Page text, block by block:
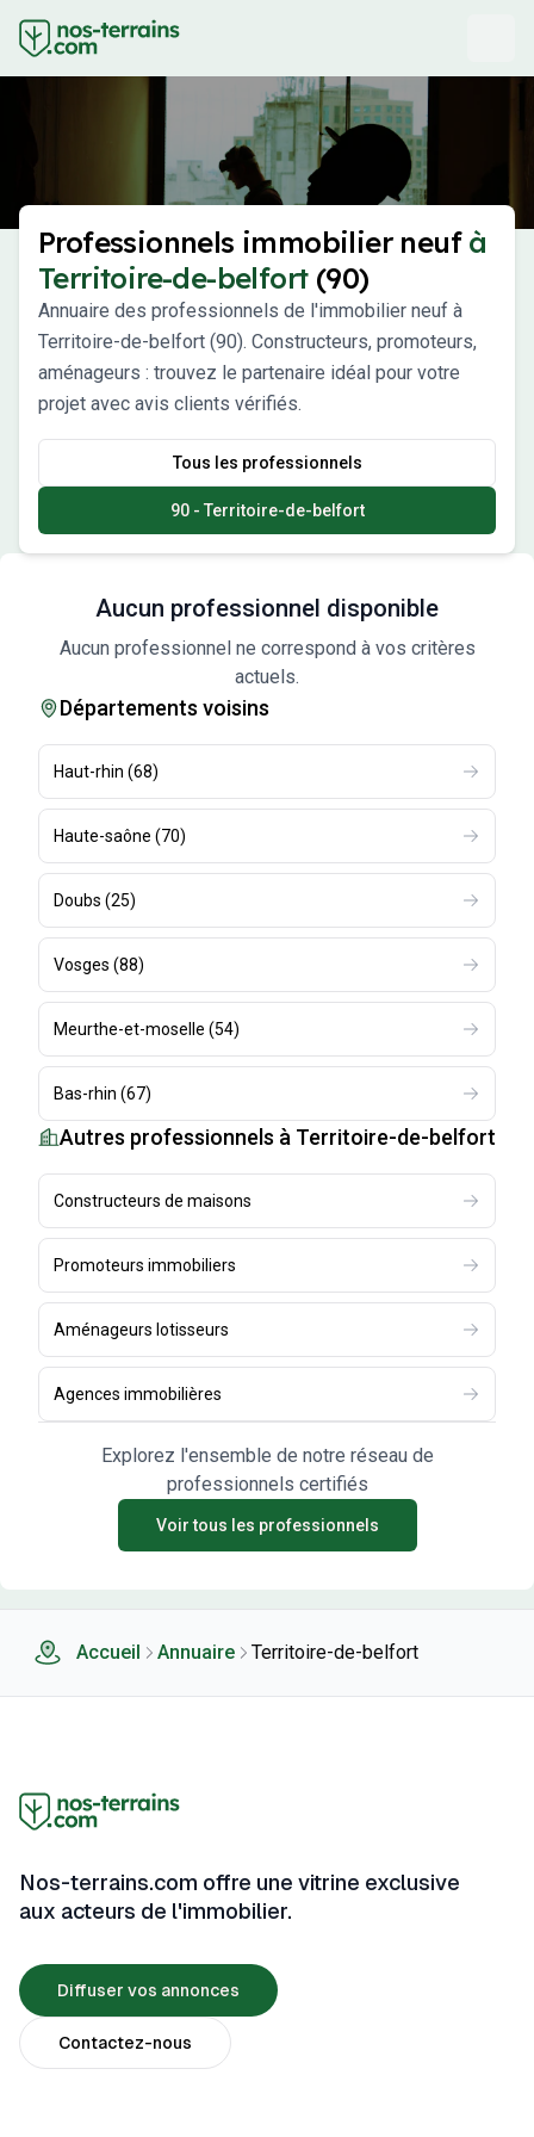
Professionnels immobilier neuf à
Territoire-de-belfort(90)
Annuaire des professionnels de l'immobilier neuf à
Territoire-de-belfort (90). Constructeurs, promoteurs,
aménageurs : trouvez le partenaire idéal pour votre
projet avec avis clients vérifiés.
Tous les professionnels
90 - Territoire-de-belfort
Aucun professionnel disponible
Aucun professionnel ne correspond à vos critères
actuels.
Départements voisins
Haut-rhin (68)
Haute-saône (70)
Doubs (25)
Vosges (88)
Meurthe-et-moselle (54)
Bas-rhin (67)
Autres professionnels à Territoire-de-belfort
Constructeurs de maisons
Promoteurs immobiliers
Aménageurs lotisseurs
Agences immobilières
Explorez l'ensemble de notre réseau de
professionnels certifiés
Voir tous les professionnels
Accueil Annuaire Territoire-de-belfort
Nos-terrains.com offre une vitrine exclusive
aux acteurs de l'immobilier.
Diffuser vos annonces
Contactez-nous